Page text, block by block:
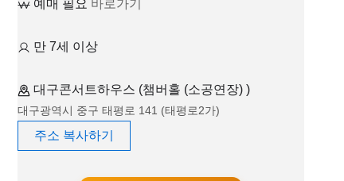
예매 필요 바로가기
만 7세 이상
대구콘서트하우스 (챔버홀 (소공연장) )
대구광역시 중구 태평로 141 (태평로2가)
주소 복사하기